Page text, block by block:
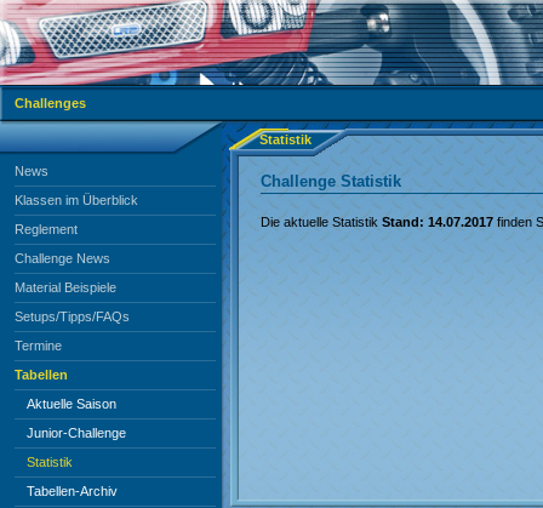
Challenges
News
Klassen im Überblick
Reglement
Challenge News
Material Beispiele
Setups/Tipps/FAQs
Termine
Tabellen
Aktuelle Saison
Junior-Challenge
Statistik
Tabellen-Archiv
Statistik
Challenge Statistik
Die aktuelle Statistik Stand: 14.07.2017 finden